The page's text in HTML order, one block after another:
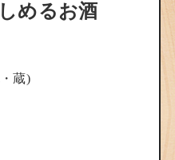
めるお酒
蔵)